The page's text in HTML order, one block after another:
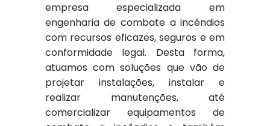
empresa especializada em
engenharia de combate a incêndios
com recursos eficazes, seguros e em
conformidade legal. Desta forma,
atuamos com soluções que vão de
projetar instalações, instalar e
realizar manutenções, até
comercializar equipamentos de